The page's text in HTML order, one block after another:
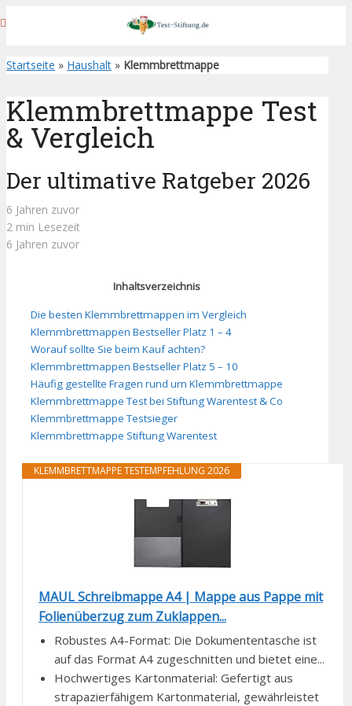
Startseite » Haushalt » Klemmbrettmappe
Klemmbrettmappe Test
& Vergleich
Der ultimative Ratgeber 2026
6 Jahren zuvor
2 min Lesezeit
6 Jahren zuvor
Inhaltsverzeichnis
Die besten Klemmbrettmappen im Vergleich
Klemmbrettmappen Bestseller Platz 1 – 4
Worauf sollte Sie beim Kauf achten?
Klemmbrettmappen Bestseller Platz 5 – 10
Häufig gestellte Fragen rund um Klemmbrettmappe
Klemmbrettmappe Test bei Stiftung Warentest & Co
Klemmbrettmappe Testsieger
Klemmbrettmappe Stiftung Warentest
KLEMMBRETTMAPPE TESTEMPFEHLUNG 2026
MAUL Schreibmappe A4 | Mappe aus Pappe mit
Folienüberzug zum Zuklappen...
Robustes A4-Format: Die Dokumententasche ist
auf das Format A4 zugeschnitten und bietet eine...
Hochwertiges Kartonmaterial: Gefertigt aus
strapazierfähigem Kartonmaterial, gewährleistet